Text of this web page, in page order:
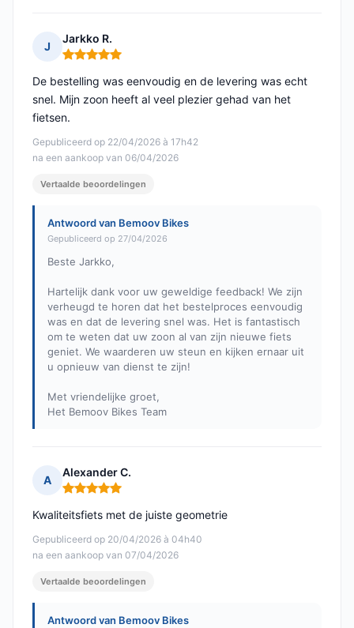
J
Jarkko R.
Opmerking: 5 van 5
Gepubliceerd op 22/04/2026 à 17h42
na een aankoop van 06/04/2026
De bestelling was eenvoudig en de levering was echt
snel. Mijn zoon heeft al veel plezier gehad van het
fietsen.
Vertaalde beoordelingen
Antwoord van Bemoov Bikes
Gepubliceerd op 27/04/2026
Beste Jarkko,
Hartelijk dank voor uw geweldige feedback! We zijn
verheugd te horen dat het bestelproces eenvoudig
was en dat de levering snel was. Het is fantastisch
om te weten dat uw zoon al van zijn nieuwe fiets
geniet. We waarderen uw steun en kijken ernaar uit
u opnieuw van dienst te zijn!
Met vriendelijke groet,
Het Bemoov Bikes Team
A
Alexander C.
Opmerking: 5 van 5
Gepubliceerd op 20/04/2026 à 04h40
na een aankoop van 07/04/2026
Kwaliteitsfiets met de juiste geometrie
Vertaalde beoordelingen
Antwoord van Bemoov Bikes